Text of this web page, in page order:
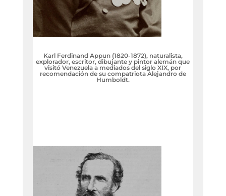
Karl Ferdinand Appun (1820-1872), naturalista,
explorador, escritor, dibujante y pintor alemán que
visitó Venezuela a mediados del siglo XIX, por
recomendación de su compatriota Alejandro de
Humboldt.